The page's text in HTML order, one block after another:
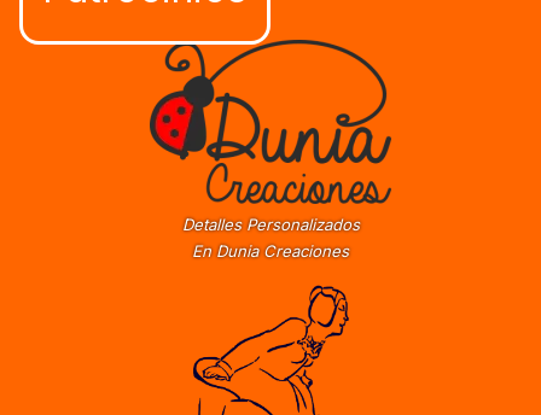
Detalles Personalizados
En Dunia Creaciones